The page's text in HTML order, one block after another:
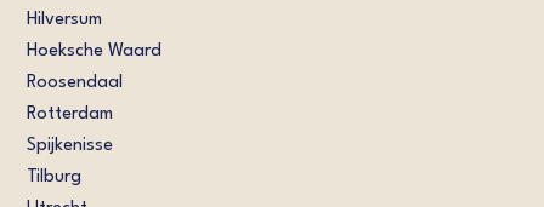
Hilversum
Hoeksche Waard
Roosendaal
Rotterdam
Spijkenisse
Tilburg